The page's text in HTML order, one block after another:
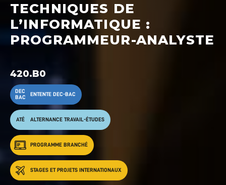
TECHNIQUES DE
L’INFORMATIQUE :
PROGRAMMEUR-ANALYSTE
420.B0
DEC
BAC
ENTENTE DEC-BAC
ATÉ ALTERNANCE TRAVAIL-ÉTUDES
PROGRAMME BRANCHÉ
STAGES ET PROJETS INTERNATIONAUX